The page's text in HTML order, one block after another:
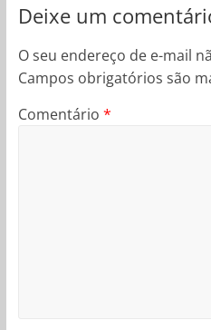
Deixe um
O seu endereço de e-mail
Campos obrigatórios são
Comentário *